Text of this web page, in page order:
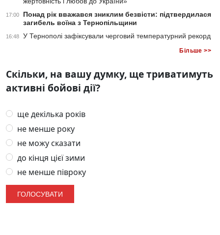
17:00
Понад рік вважався зниклим безвісти: підтвердилася
загибель воїна з Тернопільщини
16:48 У Тернополі зафіксували черговий температурний рекорд
Більше >>
Скільки, на вашу думку, ще триватимуть
активні бойові дії?
ще декілька років
не менше року
не можу сказати
до кінця цієї зими
не менше півроку